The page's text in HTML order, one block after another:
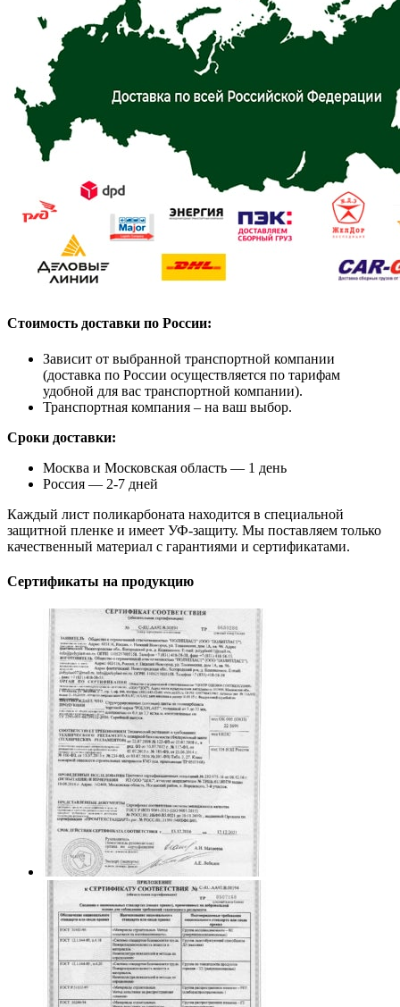
Стоимость доставки по России:
Зависит от выбранной транспортной компании
(доставка по России осуществляется по тарифам
удобной для вас транспортной компании).
Транспортная компания – на ваш выбор.
Сроки доставки:
Москва и Московская область — 1 день
Россия — 2-7 дней
Каждый лист поликарбоната находится в специальной
защитной пленке и имеет УФ-защиту. Мы поставляем только
качественный материал с гарантиями и сертификатами.
Сертификаты на продукцию